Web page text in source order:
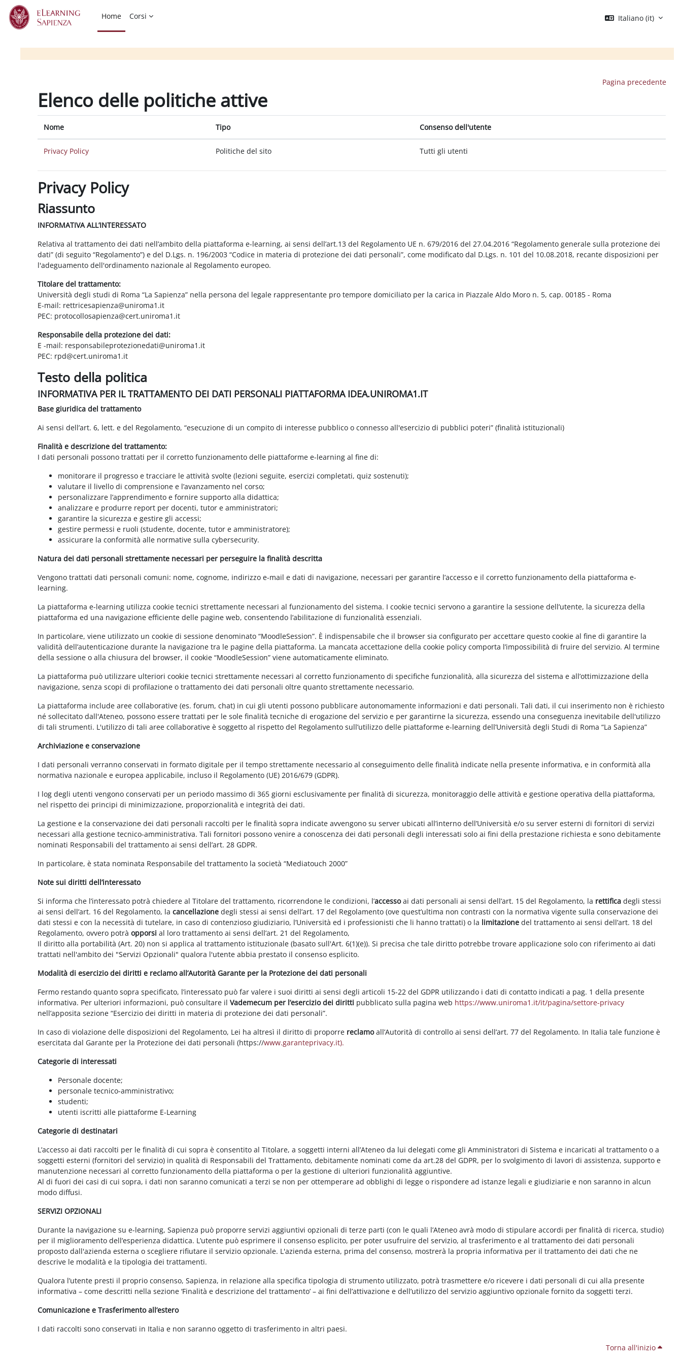
Vai al contenuto principale
Home
Corsi Italiano ‎(it)‎
Pagina precedente
Elenco delle politiche attive
Nome Tipo Consenso dell'utente
Privacy Policy Politiche del sito Tutti gli utenti
Privacy Policy
Riassunto
INFORMATIVA ALL’INTERESSATO
Relativa al trattamento dei dati nell’ambito della piattaforma e-learning, ai sensi dell’art.13 del Regolamento UE n. 679/2016 del 27.04.2016 “Regolamento generale sulla protezione dei
dati” (di seguito “Regolamento”) e del D.Lgs. n. 196/2003 “Codice in materia di protezione dei dati personali”, come modificato dal D.Lgs. n. 101 del 10.08.2018, recante disposizioni per
l'adeguamento dell'ordinamento nazionale al Regolamento europeo.
Titolare del trattamento:
Università degli studi di Roma “La Sapienza” nella persona del legale rappresentante pro tempore domiciliato per la carica in Piazzale Aldo Moro n. 5, cap. 00185 - Roma
E-mail: rettricesapienza@uniroma1.it
PEC: protocollosapienza@cert.uniroma1.it
Responsabile della protezione dei dati:
E -mail: responsabileprotezionedati@uniroma1.it
PEC: rpd@cert.uniroma1.it
Testo della politica
INFORMATIVA PER IL TRATTAMENTO DEI DATI PERSONALI PIATTAFORMA IDEA.UNIROMA1.IT
Base giuridica del trattamento
Ai sensi dell’art. 6, lett. e del Regolamento, “esecuzione di un compito di interesse pubblico o connesso all'esercizio di pubblici poteri” (finalità istituzionali)
Finalità e descrizione del trattamento:
I dati personali possono trattati per il corretto funzionamento delle piattaforme e-learning al fine di:
monitorare il progresso e tracciare le attività svolte (lezioni seguite, esercizi completati, quiz sostenuti);
valutare il livello di comprensione e l’avanzamento nel corso;
personalizzare l’apprendimento e fornire supporto alla didattica;
analizzare e produrre report per docenti, tutor e amministratori;
garantire la sicurezza e gestire gli accessi;
gestire permessi e ruoli (studente, docente, tutor e amministratore);
assicurare la conformità alle normative sulla cybersecurity.
Natura dei dati personali strettamente necessari per perseguire la finalità descritta
Vengono trattati dati personali comuni: nome, cognome, indirizzo e-mail e dati di navigazione, necessari per garantire l’accesso e il corretto funzionamento della piattaforma e-
learning.
La piattaforma e-learning utilizza cookie tecnici strettamente necessari al funzionamento del sistema. I cookie tecnici servono a garantire la sessione dell’utente, la sicurezza della
piattaforma ed una navigazione efficiente delle pagine web, consentendo l’abilitazione di funzionalità essenziali.
In particolare, viene utilizzato un cookie di sessione denominato “MoodleSession”. È indispensabile che il browser sia configurato per accettare questo cookie al fine di garantire la
validità dell’autenticazione durante la navigazione tra le pagine della piattaforma. La mancata accettazione della cookie policy comporta l’impossibilità di fruire del servizio. Al termine
della sessione o alla chiusura del browser, il cookie “MoodleSession” viene automaticamente eliminato.
La piattaforma può utilizzare ulteriori cookie tecnici strettamente necessari al corretto funzionamento di specifiche funzionalità, alla sicurezza del sistema e all’ottimizzazione della
navigazione, senza scopi di profilazione o trattamento dei dati personali oltre quanto strettamente necessario.
La piattaforma include aree collaborative (es. forum, chat) in cui gli utenti possono pubblicare autonomamente informazioni e dati personali. Tali dati, il cui inserimento non è richiesto
né sollecitato dall'Ateneo, possono essere trattati per le sole finalità tecniche di erogazione del servizio e per garantirne la sicurezza, essendo una conseguenza inevitabile dell'utilizzo
di tali strumenti. L'utilizzo di tali aree collaborative è soggetto al rispetto del Regolamento sull’utilizzo delle piattaforme e-learning dell’Università degli Studi di Roma “La Sapienza”
Archiviazione e conservazione
I dati personali verranno conservati in formato digitale per il tempo strettamente necessario al conseguimento delle finalità indicate nella presente informativa, e in conformità alla
normativa nazionale e europea applicabile, incluso il Regolamento (UE) 2016/679 (GDPR).
I log degli utenti vengono conservati per un periodo massimo di 365 giorni esclusivamente per finalità di sicurezza, monitoraggio delle attività e gestione operativa della piattaforma,
nel rispetto dei principi di minimizzazione, proporzionalità e integrità dei dati.
La gestione e la conservazione dei dati personali raccolti per le finalità sopra indicate avvengono su server ubicati all’interno dell’Università e/o su server esterni di fornitori di servizi
necessari alla gestione tecnico-amministrativa. Tali fornitori possono venire a conoscenza dei dati personali degli interessati solo ai fini della prestazione richiesta e sono debitamente
nominati Responsabili del trattamento ai sensi dell’art. 28 GDPR.
In particolare, è stata nominata Responsabile del trattamento la società “Mediatouch 2000”
Note sui diritti dell’interessato
Si informa che l’interessato potrà chiedere al Titolare del trattamento, ricorrendone le condizioni, l’accessoai dati personali ai sensi dell’art. 15 del Regolamento, la rettificadegli stessi
ai sensi dell’art. 16 del Regolamento, lacancellazione degli stessi ai sensi dell’art. 17 del Regolamento (ove quest’ultima non contrasti con la normativa vigente sulla conservazione dei
dati stessi e con la necessità di tutelare, in caso di contenzioso giudiziario, l’Università ed i professionisti che li hanno trattati) o la limitazione del trattamento ai sensi dell’art. 18 del
Regolamento, ovvero potràopporsi al loro trattamento ai sensi dell’art. 21 del Regolamento,
Il diritto alla portabilità (Art. 20) non si applica al trattamento istituzionale (basato sull'Art. 6(1)(e)). Si precisa che tale diritto potrebbe trovare applicazione solo con riferimento ai dati
trattati nell'ambito dei "Servizi Opzionali" qualora l'utente abbia prestato il consenso esplicito.
Modalità di esercizio dei diritti e reclamo all’Autorità Garante per la Protezione dei dati personali
Fermo restando quanto sopra specificato, l’interessato può far valere i suoi diritti ai sensi degli articoli 15-22 del GDPR utilizzando i dati di contatto indicati a pag. 1 della presente
informativa. Per ulteriori informazioni, può consultare ilVademecum per l’esercizio dei diritti pubblicato sulla pagina web https://www.uniroma1.it/it/pagina/settore-privacy
nell’apposita sezione “Esercizio dei diritti in materia di protezione dei dati personali”.
In caso di violazione delle disposizioni del Regolamento, Lei ha altresì il diritto di proporre reclamoall’Autorità di controllo ai sensi dell’art. 77 del Regolamento. In Italia tale funzione è
esercitata dal Garante per la Protezione dei dati personali (https://www.garanteprivacy.it).
Categorie di interessati
Personale docente;
personale tecnico-amministrativo;
studenti;
utenti iscritti alle piattaforme E-Learning
Categorie di destinatari
L’accesso ai dati raccolti per le finalità di cui sopra è consentito al Titolare, a soggetti interni all’Ateneo da lui delegati come gli Amministratori di Sistema e incaricati al trattamento o a
soggetti esterni (fornitori del servizio) in qualità di Responsabili del Trattamento, debitamente nominati come da art.28 del GDPR, per lo svolgimento di lavori di assistenza, supporto e
manutenzione necessari al corretto funzionamento della piattaforma o per la gestione di ulteriori funzionalità aggiuntive.
Al di fuori dei casi di cui sopra, i dati non saranno comunicati a terzi se non per ottemperare ad obblighi di legge o rispondere ad istanze legali e giudiziarie e non saranno in alcun
modo diffusi.
SERVIZI OPZIONALI
Durante la navigazione su e-learning, Sapienza può proporre servizi aggiuntivi opzionali di terze parti (con le quali l’Ateneo avrà modo di stipulare accordi per finalità di ricerca, studio)
per il miglioramento dell’esperienza didattica. L’utente può esprimere il consenso esplicito, per poter usufruire del servizio, al trasferimento e al trattamento dei dati personali
proposto dall'azienda esterna o scegliere rifiutare il servizio opzionale. L'azienda esterna, prima del consenso, mostrerà la propria informativa per il trattamento dei dati che ne
descrive le modalità e la tipologia dei trattamenti.
Qualora l’utente presti il proprio consenso, Sapienza, in relazione alla specifica tipologia di strumento utilizzato, potrà trasmettere e/o ricevere i dati personali di cui alla presente
informativa – come descritti nella sezione ‘Finalità e descrizione del trattamento’ – ai fini dell’attivazione e dell’utilizzo del servizio aggiuntivo opzionale fornito da soggetti terzi.
Comunicazione e Trasferimento all’estero
I dati raccolti sono conservati in Italia e non saranno oggetto di trasferimento in altri paesi.
Torna all'inizio